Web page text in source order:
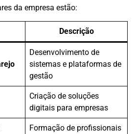
da empresa estão:
Descrição
Desenvolvimento de
sistemas e plataformas de
gestão
Criação de soluções
digitais para empresas
Formação de profissionais